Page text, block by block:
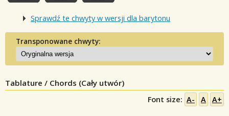
Sprawdź te chwyty w wersji dla barytonu
Transponowane chwyty:
Tablature / Chords (Cały utwór)
Font size: A- A A+